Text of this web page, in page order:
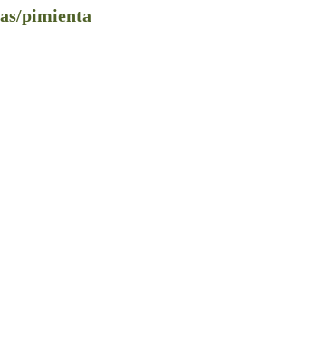
pimienta